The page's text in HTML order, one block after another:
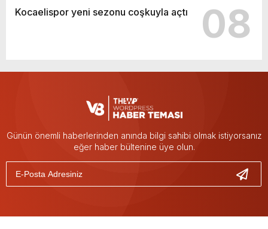
Kocaelispor yeni sezonu coşkuyla açtı 08
Günün önemli haberlerinden anında bilgi sahibi olmak istiyorsanız
eğer haber bültenine üye olun.